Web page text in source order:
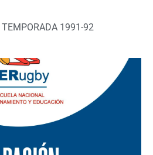
TEMPORADA 1991-92